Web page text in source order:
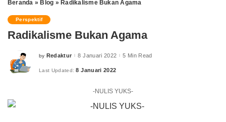
Beranda » Blog » Radikalisme Bukan Agama
Perspektif
Radikalisme Bukan Agama
Posted
by Redaktur 8 Januari 2022 5 Min Read
Last Updated: 8 Januari 2022
-NULIS YUKS-